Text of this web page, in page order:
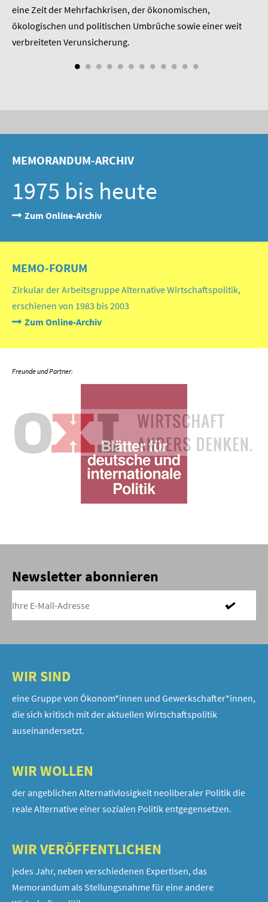
Suche
eine Zeit der Mehrfachkrisen, der ökonomischen,
ökologischen und politischen Umbrüche sowie einer weit
verbreiteten Verunsicherung.
MEMORANDUM-ARCHIV
1975 bis heute
Zum Online-Archiv
MEMO-FORUM
Zirkular der Arbeitsgruppe Alternative Wirtschaftspolitik,
erschienen von 1983 bis 2003
Zum Online-Archiv
Newsletter abonnieren
WIR SIND
eine Gruppe von Ökonom*innen und Gewerkschafter*innen,
die sich kritisch mit der aktuellen Wirtschaftspolitik
auseinandersetzt.
WIR WOLLEN
der angeblichen Alternativlosigkeit neoliberaler Politik die
reale Alternative einer sozialen Politik entgegensetzen.
WIR VERÖFFENTLICHEN
jedes Jahr, neben verschiedenen Expertisen, das
Memorandum als Stellungsnahme für eine andere